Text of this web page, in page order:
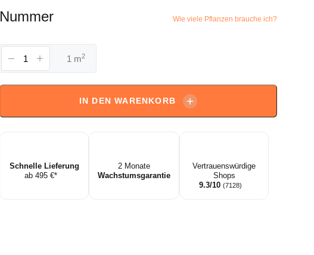
Nummer Wie viele Pflanzen brauche ich?
Miscanthus
sinensis
-
m2
IN DEN WARENKORB
Schnelle Lieferung
ab 495 €*
2 Monate
Wachstumsgarantie
Vertrauenswürdige
Shops
9.3/10 (7128)